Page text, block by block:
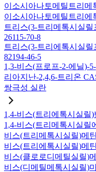
이소시아나토메틸트리메
이소시아나토메틸트리에
트리스(3-트리메톡시실
26115-70-8
트리스(3-트리에톡시실
82194-46-5
1,3-비스(프로프-2-에닐)-
리아지난-2,4,6-트리온
쌍극성 실란
1,4-비스(트리에톡시실릴)
1,4-비스(트리메톡시실릴
비스(트리메톡시실릴)메
비스(트리에톡시실릴)메
비스(클로로디메틸실릴)
비스(디메틸메톡시실릴)